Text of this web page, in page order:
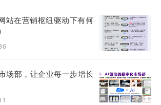
官网功能
带商城（官微小店），也支持跳转到
现形式官微小店商城 跳转独立小程
以展示后台商城中上架的所有商品。
后台“商城-商品管理”中编辑上架。
站在营销枢纽驱动下有何
场部，让企业每一步增长